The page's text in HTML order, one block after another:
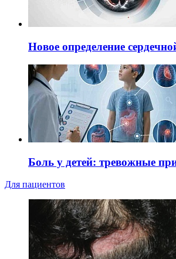
Новое определение
Боль у детей: тревожные
Для пациентов